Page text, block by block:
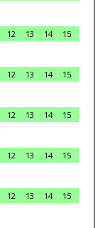
12 13 14
15
12 13 14
15
12 13 14
15
12 13 14
15
12 13 14
15